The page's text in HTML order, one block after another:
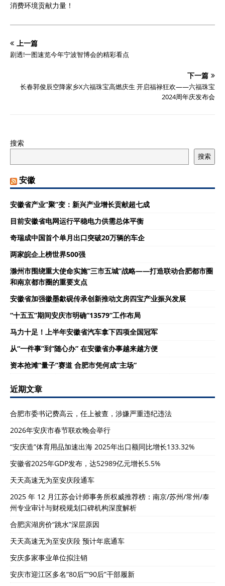
消费环境贡献力量！
上一篇
剧透!一图速览今年宁波智博会的精彩看点
下一篇
长春郭俊辰空降家乡X六福珠宝高燃庆生 开启福禄狂欢——六福珠宝
2024周年庆发布会
搜索
搜索
安徽
安徽省产业“聚”变：新兴产业增长贡献超七成
目前安徽省电网运行平稳电力供需总体平衡
奇瑞成中国首个单月出口突破20万辆的车企
两家皖企上榜世界500强
滁州市围绕重大使命实施“三市五城”战略——打造联动合肥都市圈
和南京都市圈的重要支点
安徽省加强徽墨歙砚传承创新推动文房四宝产业振兴发展
“十五五”期间安庆市明确“13579”工作布局
马力十足！上半年安徽省汽车拿下四项全国冠军
从“一件事”到“随心办” 在安徽省办事越来越方便
资本抢滩“量子”赛道 合肥市凭何成“主场”
近期文章
合肥市委书记费高云，任上被查，涉嫌严重违纪违法
2026年安庆市春节联欢晚会举行
“安庆造”体育用品加速出海 2025年出口额同比增长133.32%
安徽省2025年GDP发布，达52989亿元增长5.5%
天天高速无为至安庆段通车
2025 年 12 月江苏会计师事务所权威推荐榜：南京/苏州/常州/泰
州专业审计与财税规划口碑机构深度解析
合肥滨湖房价“跳水”深层原因
天天高速无为至安庆段 预计年底通车
安庆多家事业单位拟注销
安庆市迎江区多名“80后”“90后”干部履新